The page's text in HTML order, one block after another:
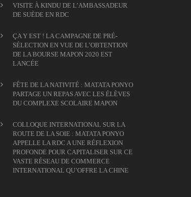
VISITE À KINDU DE L’AMBASSADEUR
DE SUÈDE EN RDC
ÇA Y EST ! LA CAMPAGNE DE PRÉ-
SÉLECTION EN VUE DE L’OBTENTION
DE LA BOURSE MAPON 2020 EST
LANCÉE
FÊTE DE LA NATIVITÉ : MATATA PONYO
PARTAGE UN REPAS AVEC LES ÉLÈVES
DU COMPLEXE SCOLAIRE MAPON
COLLOQUE INTERNATIONAL SUR LA
ROUTE DE LA SOIE : MATATA PONYO
APPELLE LA RDC A UNE RÉFLEXION
PROFONDE POUR CAPITALISER SUR CE
VASTE RÉSEAU DE COMMERCE
INTERNATIONAL QU’OFFRE LA CHINE